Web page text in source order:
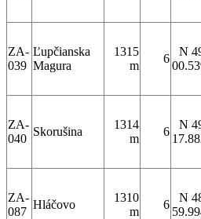
ZA-
039
Ľupčianska
Magura
1315
m
6
N
ZA-
040
Skorušina
1314
m
6
N
ZA-
087
Hláčovo
1310
m
6
N